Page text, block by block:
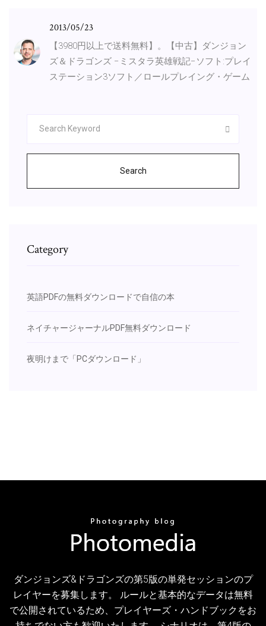
2013/05/23
【3980円以上で送料無料】。【中古】ダンジョン
ズ＆ドラゴンズ −ミスタラ英雄戦記−ソフト:プレイ
ステーション3ソフト／ロールプレイング・ゲーム
Search
Category
英語PDFの無料ダウンロードで自信の本
ネイチャージャーナルPDF無料ダウンロード
夜明けまで「PCダウンロード」
ダンジョンズ&ドラゴンズの第5版の単発セッションのプ
レイヤーを募集します。 ルールと基本的なデータは無料
で公開されているため、プレイヤーズ・ハンドブックをお